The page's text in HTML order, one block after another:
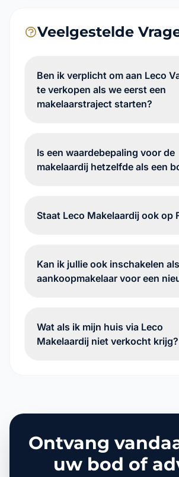
Veelgestelde
Ben ik verplicht om aan Leco
te verkopen als we eerst een
makelaarstraject starten?
Is een waardebepaling voor de
makelaardij hetzelfde als een
Staat Leco Makelaardij ook op
Kan ik jullie ook inschakelen als
aankoopmakelaar voor een
Wat als ik mijn huis via Leco
Makelaardij niet verkocht krijg?
Ontvang
uw bod of